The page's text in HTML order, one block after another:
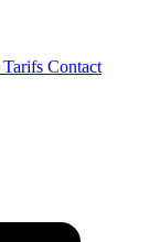
Tarifs Contact